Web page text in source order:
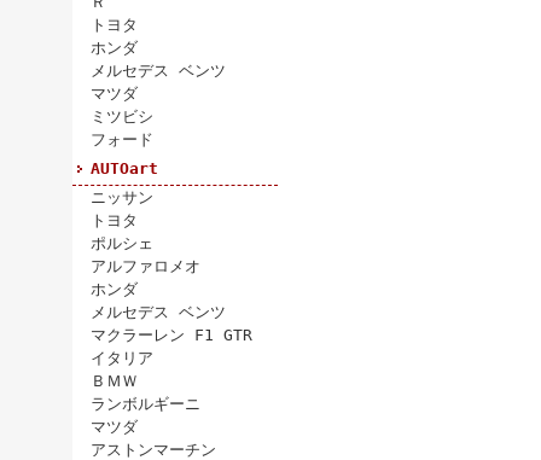
トヨタ
ホンダ
メルセデス ベンツ
マツダ
ミツビシ
フォード
AUTOart
ニッサン
トヨタ
ポルシェ
アルファロメオ
ホンダ
メルセデス ベンツ
マクラーレン F1 GTR
イタリア
ＢＭＷ
ランボルギーニ
マツダ
アストンマーチン